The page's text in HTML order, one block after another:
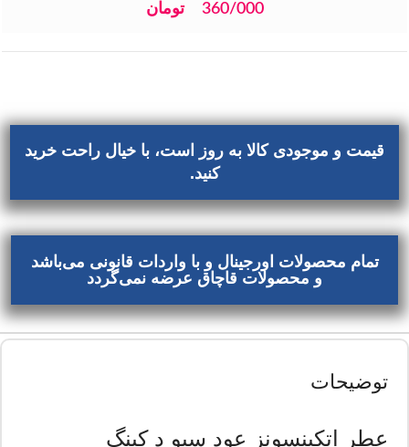
360/000 تومان
قیمت و موجودی کالا به روز است، با خیال راحت خرید
کنید.
تمام محصولات اورجینال و با واردات قانونی می‌باشد
و محصولات قاچاق عرضه نمی‌گردد
توضیحات
عطر اتکینسونز عود سیو د کینگ